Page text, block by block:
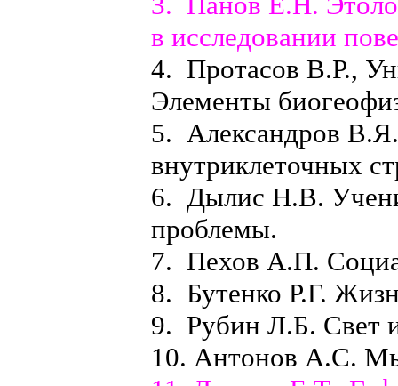
в исследовании
4. Протасов В.Р.,
Элементы
5. Александров
внутриклеточных
6. Дылис Н.В.
проблемы.
7. Пехов А.П.
8. Бутенко Р.Г.
9. Рубин Л.Б. Свет
10. Антонов А.С.